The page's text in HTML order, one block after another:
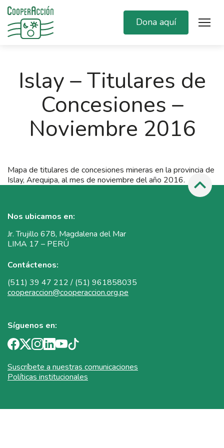
Dona aquí
Islay – Titulares de
Concesiones –
Noviembre 2016
Mapa de titulares de concesiones mineras en la provincia de
Islay, Arequipa, al mes de noviembre del año 2016.
Nos ubicamos en:
Jr. Trujillo 678, Magdalena del Mar
LIMA 17 – PERÚ
Contáctenos:
(511) 39 47 212 / (51) 961858035
cooperaccion@cooperaccion.org.pe
Síguenos en:
Suscríbete a nuestras comunicaciones
Políticas institucionales